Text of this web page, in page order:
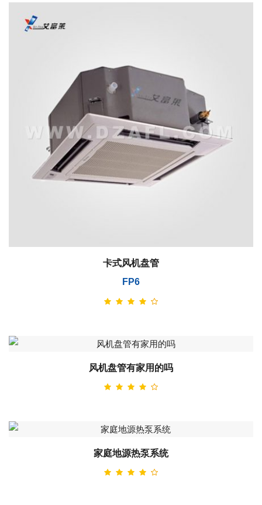
卡式风机盘管
FP6
风机盘管有家用的吗
家庭地源热泵系统